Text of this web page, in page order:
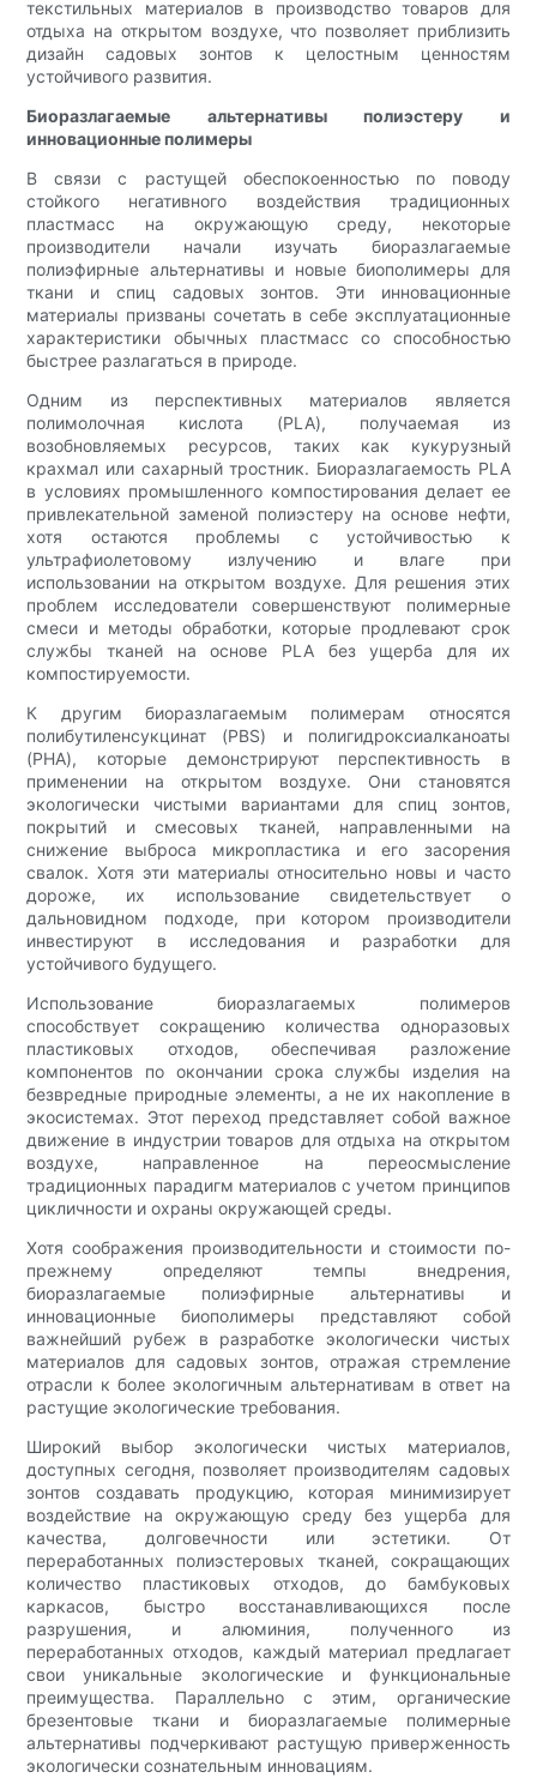
текстильных материалов в производство товаров для
отдыха на открытом воздухе, что позволяет приблизить
дизайн садовых зонтов к целостным ценностям
устойчивого развития.
Биоразлагаемые альтернативы полиэстеру и
инновационные полимеры
В связи с растущей обеспокоенностью по поводу
стойкого негативного воздействия традиционных
пластмасс на окружающую среду, некоторые
производители начали изучать биоразлагаемые
полиэфирные альтернативы и новые биополимеры для
ткани и спиц садовых зонтов. Эти инновационные
материалы призваны сочетать в себе эксплуатационные
характеристики обычных пластмасс со способностью
быстрее разлагаться в природе.
Одним из перспективных материалов является
полимолочная кислота (PLA), получаемая из
возобновляемых ресурсов, таких как кукурузный
крахмал или сахарный тростник. Биоразлагаемость PLA
в условиях промышленного компостирования делает ее
привлекательной заменой полиэстеру на основе нефти,
хотя остаются проблемы с устойчивостью к
ультрафиолетовому излучению и влаге при
использовании на открытом воздухе. Для решения этих
проблем исследователи совершенствуют полимерные
смеси и методы обработки, которые продлевают срок
службы тканей на основе PLA без ущерба для их
компостируемости.
К другим биоразлагаемым полимерам относятся
полибутиленсукцинат (PBS) и полигидроксиалканоаты
(PHA), которые демонстрируют перспективность в
применении на открытом воздухе. Они становятся
экологически чистыми вариантами для спиц зонтов,
покрытий и смесовых тканей, направленными на
снижение выброса микропластика и его засорения
свалок. Хотя эти материалы относительно новы и часто
дороже, их использование свидетельствует о
дальновидном подходе, при котором производители
инвестируют в исследования и разработки для
устойчивого будущего.
Использование биоразлагаемых полимеров
способствует сокращению количества одноразовых
пластиковых отходов, обеспечивая разложение
компонентов по окончании срока службы изделия на
безвредные природные элементы, а не их накопление в
экосистемах. Этот переход представляет собой важное
движение в индустрии товаров для отдыха на открытом
воздухе, направленное на переосмысление
традиционных парадигм материалов с учетом принципов
цикличности и охраны окружающей среды.
Хотя соображения производительности и стоимости по-
прежнему определяют темпы внедрения,
биоразлагаемые полиэфирные альтернативы и
инновационные биополимеры представляют собой
важнейший рубеж в разработке экологически чистых
материалов для садовых зонтов, отражая стремление
отрасли к более экологичным альтернативам в ответ на
растущие экологические требования.
Широкий выбор экологически чистых материалов,
доступных сегодня, позволяет производителям садовых
зонтов создавать продукцию, которая минимизирует
воздействие на окружающую среду без ущерба для
качества, долговечности или эстетики. От
переработанных полиэстеровых тканей, сокращающих
количество пластиковых отходов, до бамбуковых
каркасов, быстро восстанавливающихся после
разрушения, и алюминия, полученного из
переработанных отходов, каждый материал предлагает
свои уникальные экологические и функциональные
преимущества. Параллельно с этим, органические
брезентовые ткани и биоразлагаемые полимерные
альтернативы подчеркивают растущую приверженность
экологически сознательным инновациям.